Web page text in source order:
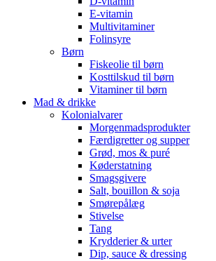
E-vitamin
Multivitaminer
Folinsyre
Børn
Fiskeolie til børn
Kosttilskud til børn
Vitaminer til børn
Mad & drikke
Kolonialvarer
Morgenmadsprodukter
Færdigretter og supper
Grød, mos & puré
Køderstatning
Smagsgivere
Salt, bouillon & soja
Smørepålæg
Stivelse
Tang
Krydderier & urter
Dip, sauce & dressing